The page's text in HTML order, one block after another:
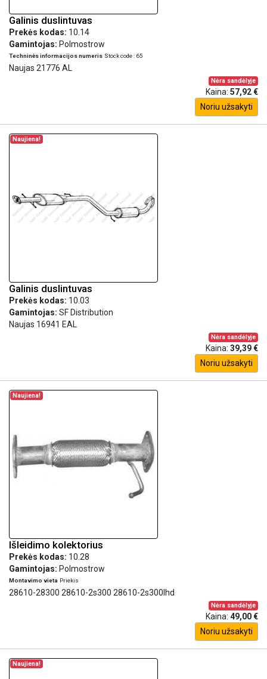
Galinis duslintuvas
Prekės kodas: 10.14
Gamintojas: Polmostrow
Techninės informacijos numeris Stock code : 65
Naujas 21776 AL
Nėra sandėlyje
Kaina: 57,92 €
Noriu užsakyti
Naujiena!
Galinis duslintuvas
Prekės kodas: 10.03
Gamintojas: SF Distribution
Naujas 16941 EAL
Nėra sandėlyje
Kaina: 39,39 €
Noriu užsakyti
Naujiena!
Išleidimo kolektorius
Prekės kodas: 10.28
Gamintojas: Polmostrow
Montavimo vieta Priekis
28610-28300 28610-2s300 28610-2s300lhd
Nėra sandėlyje
Kaina: 49,00 €
Noriu užsakyti
Naujiena!